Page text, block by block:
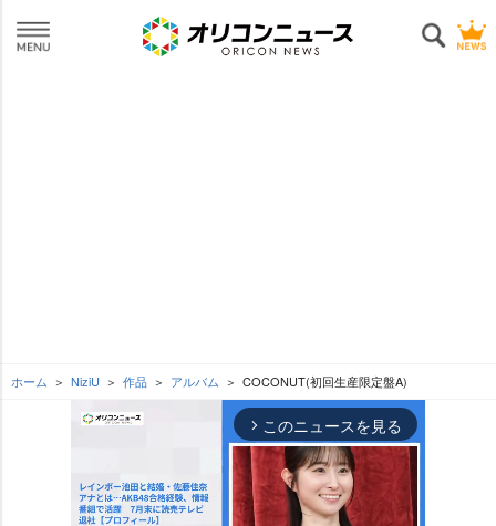
ホーム NiziU 作品 アルバム COCONUT(初回生産限定盤A)
arrow_forward_ios このニュースを見る